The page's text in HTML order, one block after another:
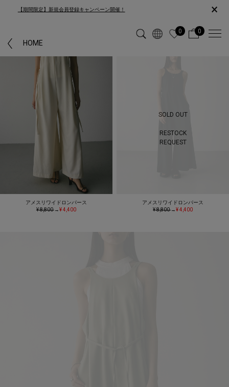
【期間限定】新規会員登録キャンペーン開催！ ×
HOME
0 0
アメスリワイドロンパース
¥ 8,800→¥ 4,400
SOLD OUT
RESTOCK
REQUEST
アメスリワイドロンパース
¥ 8,800→¥ 4,400